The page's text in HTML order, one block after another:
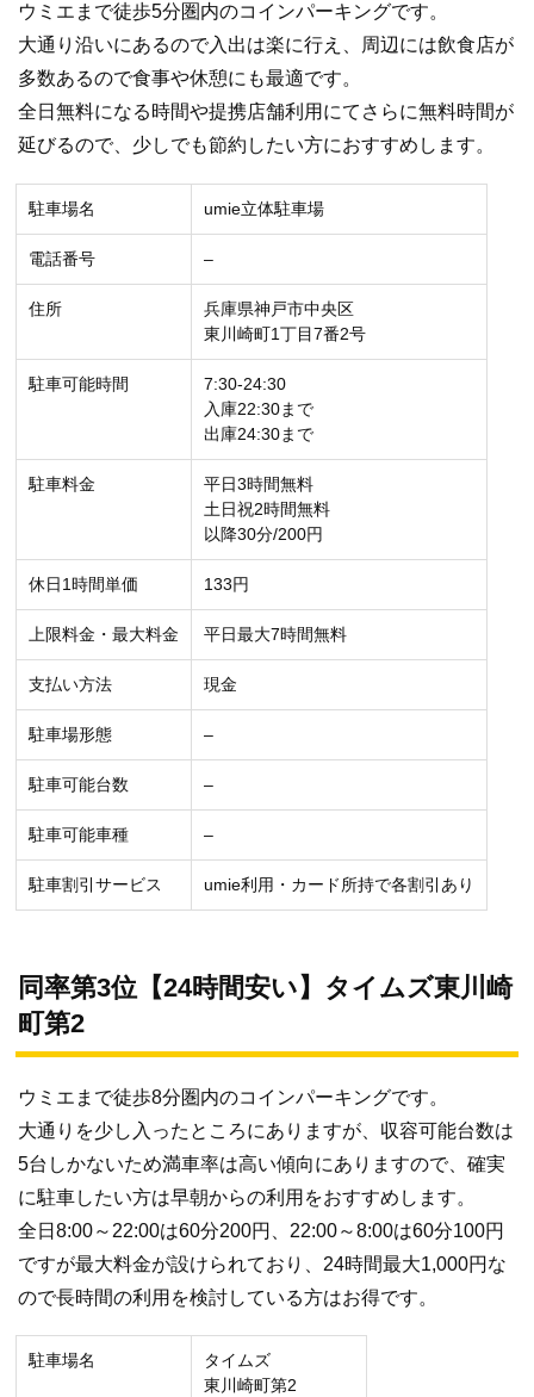
ウミエまで徒歩5分圏内のコインパーキングです。
大通り沿いにあるので入出は楽に行え、周辺には飲食店が
多数あるので食事や休憩にも最適です。
全日無料になる時間や提携店舗利用にてさらに無料時間が
延びるので、少しでも節約したい方におすすめします。
駐車場名 umie立体駐車場
電話番号 –
住所
兵庫県神戸市中央区
東川崎町1丁目7番2号
駐車可能時間
7:30-24:30
入庫22:30まで
出庫24:30まで
駐車料金
平日3時間無料
土日祝2時間無料
以降30分/200円
休日1時間単価 133円
上限料金・最大料金 平日最大7時間無料
支払い方法 現金
駐車場形態 –
駐車可能台数 –
駐車可能車種 –
駐車割引サービス umie利用・カード所持で各割引あり
同率第3位【24時間安い】タイムズ東川崎
町第2
ウミエまで徒歩8分圏内のコインパーキングです。
大通りを少し入ったところにありますが、収容可能台数は
5台しかないため満車率は高い傾向にありますので、確実
に駐車したい方は早朝からの利用をおすすめします。
全日8:00～22:00は60分200円、22:00～8:00は60分100円
ですが最大料金が設けられており、24時間最大1,000円な
ので長時間の利用を検討している方はお得です。
駐車場名
タイムズ
東川崎町第2